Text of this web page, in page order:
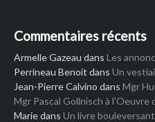
Commentaires récents
Armelle Gazeau dans Les
Perrineau Benoit dans Un
Jean-Pierre Calvino dans Mgr
Mgr Pascal Gollnisch à l’Oeuvre
Mariedans Un livre